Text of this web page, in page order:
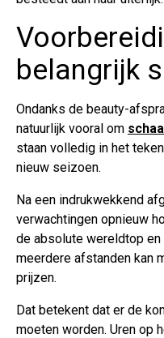
belangrijk
Ondanks de beauty-
natuurlijk vooral om
staan volledig in het
nieuw seizoen.
Na een indrukwekkend
verwachtingen opnieuw
de absolute wereldtop
meerdere afstanden kan
prijzen.
Dat betekent dat er de
moeten worden. Uren op